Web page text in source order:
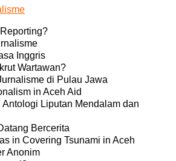
Inggris
Wartawan?
di Pulau Jawa
in Aceh Aid
Liputan Mendalam dan
Bercerita
in Covering Tsunami in Aceh
Anonim